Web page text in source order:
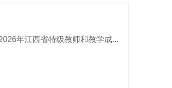
年江西省特级教师和教学成...